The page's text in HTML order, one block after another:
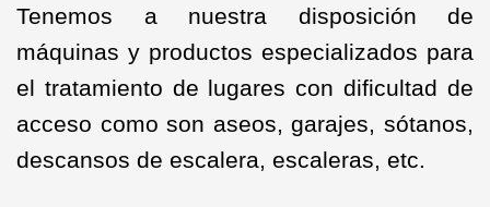
Tenemos a nuestra disposición de
máquinas y productos especializados para
el tratamiento de lugares con dificultad de
acceso como son aseos, garajes, sótanos,
descansos de escalera, escaleras, etc.